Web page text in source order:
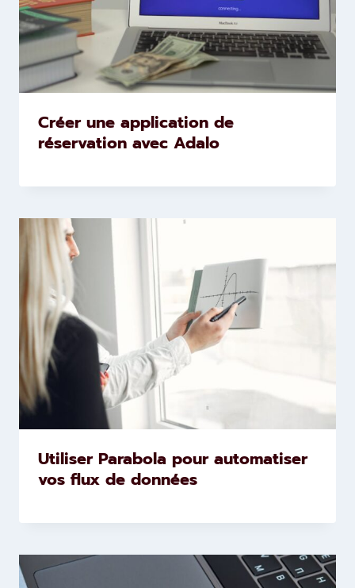
Créer une application de
réservation avec Adalo
Utiliser Parabola pour automatiser
vos flux de données